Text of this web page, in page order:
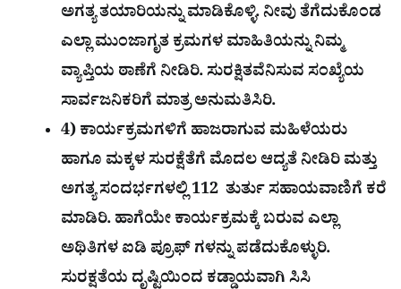
ಅಗತ್ಯ ತಯಾರಿಯನ್ನು ಮಾಡಿಕೊಳ್ಳಿ. ನೀವು ತೆಗೆದುಕೊಂಡ
ಎಲ್ಲಾ ಮುಂಜಾಗೃತ ಕ್ರಮಗಳ ಮಾಹಿತಿಯನ್ನು ನಿಮ್ಮ
ವ್ಯಾಪ್ತಿಯ ಠಾಣೆಗೆ ನೀಡಿರಿ. ಸುರಕ್ಷಿತವೆನಿಸುವ ಸಂಖ್ಯೆಯ
ಸಾರ್ವಜನಿಕರಿಗೆ ಮಾತ್ರ ಅನುಮತಿಸಿರಿ.
4) ಕಾರ್ಯಕ್ರಮಗಳಿಗೆ ಹಾಜರಾಗುವ ಮಹಿಳೆಯರು
ಹಾಗೂ ಮಕ್ಕಳ ಸುರಕ್ಷೆತೆಗೆ ಮೊದಲ ಆದ್ಯತೆ ನೀಡಿರಿ ಮತ್ತು
ಅಗತ್ಯ ಸಂದರ್ಭಗಳಲ್ಲಿ 112 ತುರ್ತು ಸಹಾಯವಾಣಿಗೆ ಕರೆ
ಮಾಡಿರಿ. ಹಾಗೆಯೇ ಕಾರ್ಯಕ್ರಮಕ್ಕೆ ಬರುವ ಎಲ್ಲಾ
ಅಥಿತಿಗಳ ಐಡಿ ಪ್ರೂಫ್ ಗಳನ್ನು ಪಡೆದುಕೊಳ್ಳುರಿ.
ಸುರಕ್ಷತೆಯ ದೃಷ್ಟಿಯಿಂದ ಕಡ್ಡಾಯವಾಗಿ ಸಿಸಿ